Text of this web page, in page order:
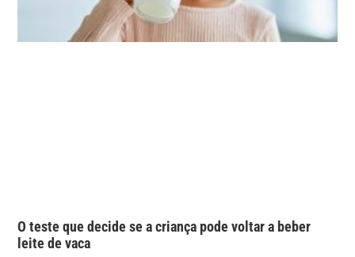
O teste que decide se a criança pode voltar a beber
leite de vaca